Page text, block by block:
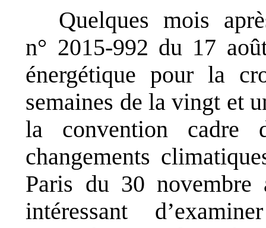
Quelques mois
n° 2015-992 du 17
énergétique pour la
semaines de la vingt et
la convention cadre
changements
Paris du 30
intéressant